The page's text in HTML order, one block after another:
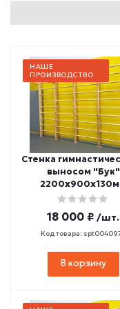
НАШЕ
ПРОИЗВОДСТВО
Стенка
выносом "Бук"
(боковины и
деталях) СТП-28
18 000 ₽ /шт.
Код товара:
В корзину